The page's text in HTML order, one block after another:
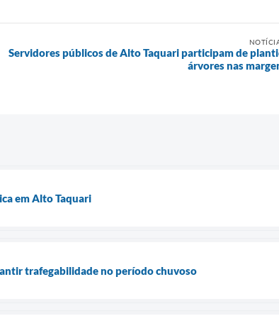
Servidores públicos de Alto Taquari participam de
árvores nas
em Alto Taquari
trafegabilidade no período chuvoso